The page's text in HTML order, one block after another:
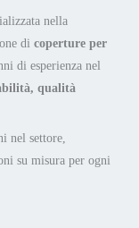
nella
di coperture per
di esperienza nel
qualità
nel settore,
su misura per ogni